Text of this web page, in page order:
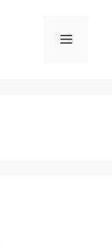
Menu